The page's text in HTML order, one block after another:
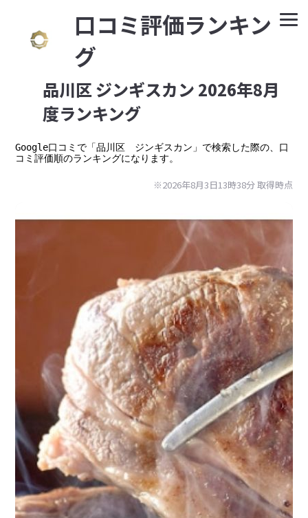
⼝コミ評価ランキン
グ
品川区 ジンギスカン 2026年8月
度ランキング
Google⼝コミで「品川区　ジンギスカン」で検索した際の、口
コミ評価順のランキングになります。
※2026年8月3日13時38分 取得時点